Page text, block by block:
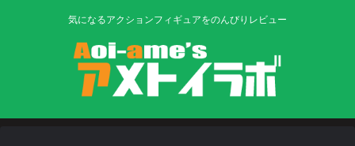
気になるアクションフィギュアをのんびりレビュー